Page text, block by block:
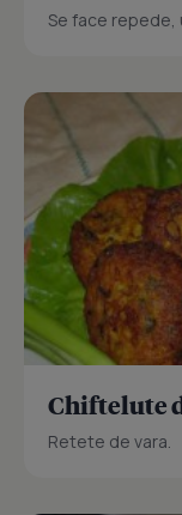
Se face repede,
Chiftelute
Retete de vara.